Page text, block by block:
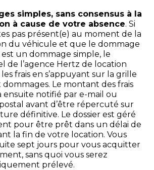
simples, sans consensus à la
à cause de votre absence. Si
pas présent(e) au moment de la
du véhicule et que le dommage
un dommage simple, le
de l’agence Hertz de location
frais en s’appuyant sur la grille
Le montant des frais
ensuite notifié par e-mail ou
avant d’être répercuté sur
définitive. Le dossier est géré
pour être prêt dans un délai de
la fin de votre location. Vous
sept jours pour vous acquitter
sans quoi vous serez
prélevé.